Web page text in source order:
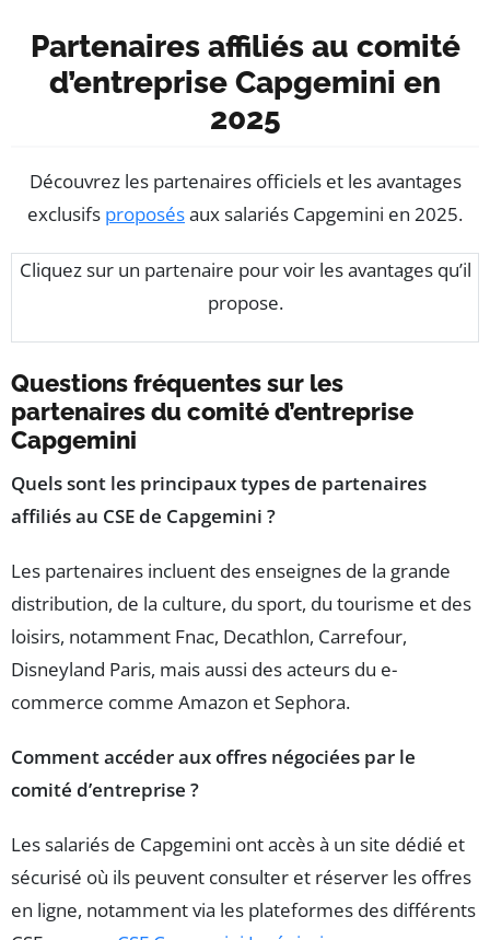
Partenaires affiliés au comité
d’entreprise Capgemini en
2025
Découvrez les partenaires officiels et les avantages
exclusifs proposésaux salariés Capgemini en 2025.
Cliquez sur un partenaire pour voir les avantages qu’il
propose.
Questions fréquentes sur les
partenaires du comité d’entreprise
Capgemini
Quels sont les principaux types de partenaires
affiliés au CSE de Capgemini ?
Les partenaires incluent des enseignes de la grande
distribution, de la culture, du sport, du tourisme et des
loisirs, notamment Fnac, Decathlon, Carrefour,
Disneyland Paris, mais aussi des acteurs du e-
commerce comme Amazon et Sephora.
Comment accéder aux offres négociées par le
comité d’entreprise ?
Les salariés de Capgemini ont accès à un site dédié et
sécurisé où ils peuvent consulter et réserver les offres
en ligne, notamment via les plateformes des différents